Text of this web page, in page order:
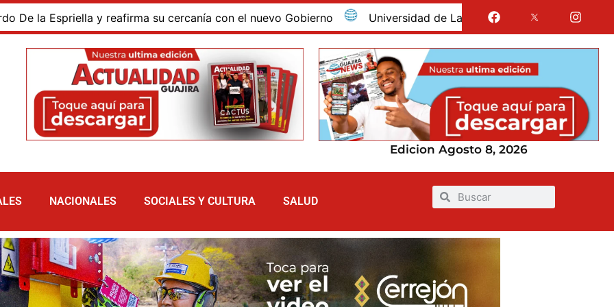
y reafirma su cercanía con el nuevo Gobierno Universidad de La Guajira celebró la obtención del
Edicion Agosto 8, 2026
NACIONALES SOCIALES Y CULTURA SALUD